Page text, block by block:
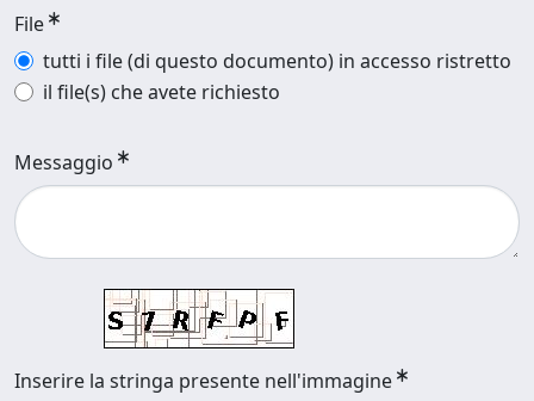
File
tutti i file (di questo documento) in accesso ristretto
il file(s) che avete richiesto
Messaggio
Inserire la stringa presente nell'immagine